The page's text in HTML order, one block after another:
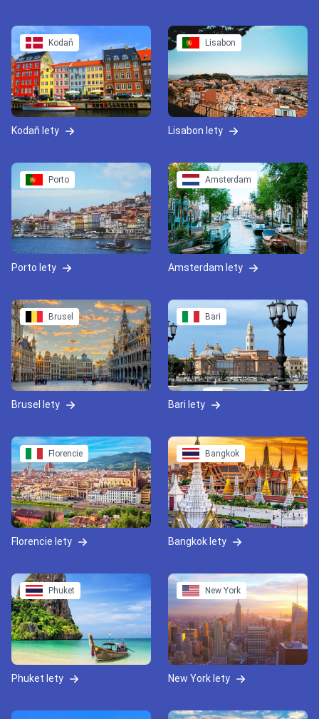
Kodaň
Kodaň lety
Lisabon
Lisabon lety
Porto
Porto lety
Amsterdam
Amsterdam lety
Brusel
Brusel lety
Bari
Bari lety
Florencie
Florencie lety
Bangkok
Bangkok lety
Phuket
Phuket lety
New York
New York lety